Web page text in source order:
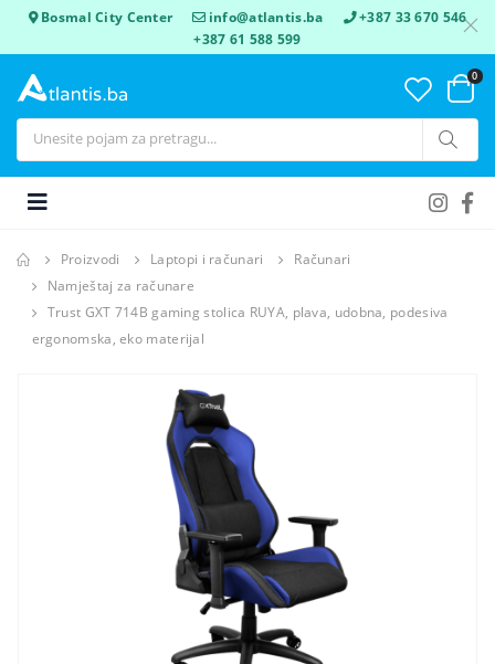
Bosmal City Center info@atlantis.ba
+387 33 670 546
+387 61 588 599
0
Proizvodi Laptopi i računari
Računari
Namještaj za računare
Trust GXT 714B gaming stolica RUYA, plava, udobna, podesiva
ergonomska, eko materijal